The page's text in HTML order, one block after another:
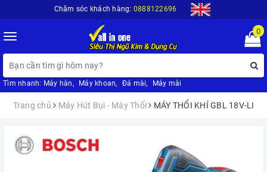
Chăm sóc khách hàng: 0888122696
Toggle
navigation
0
Tìm nhanh: Máy hàn, Máy khoan, Đá mài, Máy mài
Trang chủ Máy Hút Bụi - Máy Thổi MÁY THỔI KHÍ GBL 18V-LI